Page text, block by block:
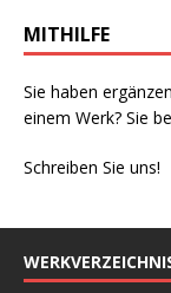
MITHILFE
Sie haben
einem Werk? Sie
Schreiben Sie uns!